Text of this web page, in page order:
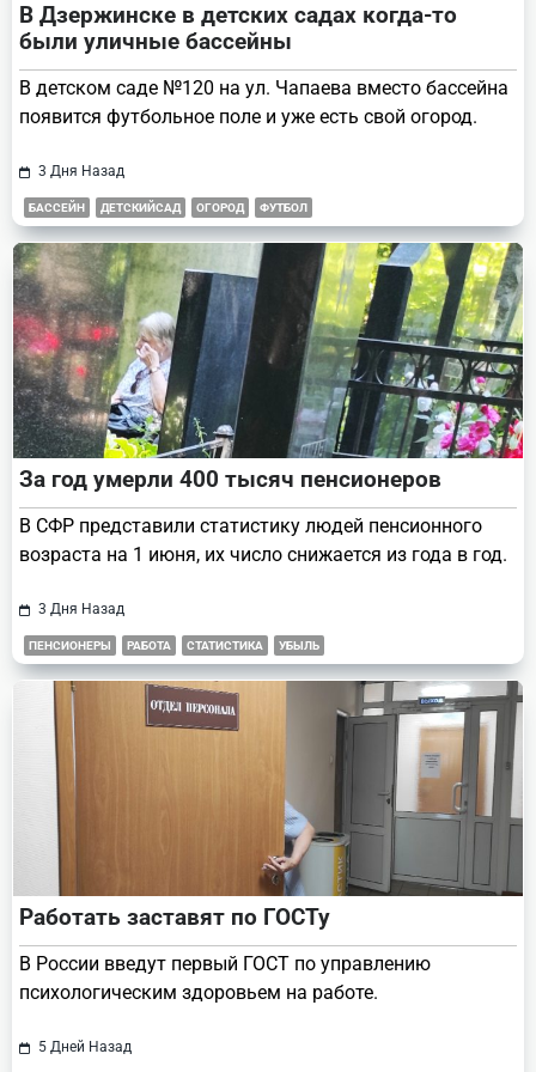
В Дзержинске в детских садах когда-то
были уличные бассейны
В детском саде №120 на ул. Чапаева вместо бассейна
появится футбольное поле и уже есть свой огород.
3 Дня Назад
БАССЕЙН ДЕТСКИЙСАД ОГОРОД ФУТБОЛ
За год умерли 400 тысяч пенсионеров
В СФР представили статистику людей пенсионного
возраста на 1 июня, их число снижается из года в год.
3 Дня Назад
ПЕНСИОНЕРЫ РАБОТА СТАТИСТИКА УБЫЛЬ
Работать заставят по ГОСТу
В России введут первый ГОСТ по управлению
психологическим здоровьем на работе.
5 Дней Назад